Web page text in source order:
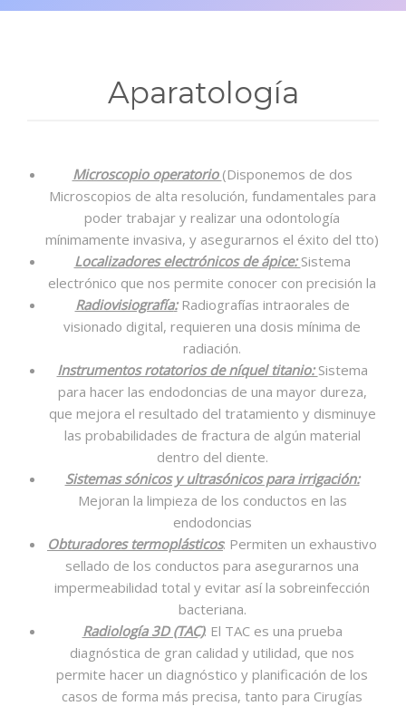
Aparatología
Microscopio operatorio (Disponemos de dos
Microscopios de alta resolución, fundamentales para
poder trabajar y realizar una odontología
mínimamente invasiva, y asegurarnos el éxito del tto)
Localizadores electrónicos de ápice:Sistema
electrónico que nos permite conocer con precisión la
Radiovisiografía:Radiografías intraorales de
visionado digital, requieren una dosis mínima de
radiación.
Instrumentos rotatorios de níquel titanio:Sistema
para hacer las endodoncias de una mayor dureza,
que mejora el resultado del tratamiento y disminuye
las probabilidades de fractura de algún material
dentro del diente.
Sistemas sónicos y ultrasónicos para irrigación:
Mejoran la limpieza de los conductos en las
endodoncias
Obturadores termoplásticos: Permiten un exhaustivo
sellado de los conductos para asegurarnos una
impermeabilidad total y evitar así la sobreinfección
bacteriana.
Radiología 3D (TAC): El TAC es una prueba
diagnóstica de gran calidad y utilidad, que nos
permite hacer un diagnóstico y planificación de los
casos de forma más precisa, tanto para Cirugías